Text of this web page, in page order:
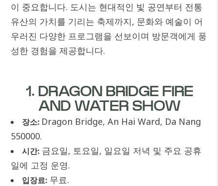
이 중요합니다. 도시는 현대적인 빛 공연부터 전통
유산의 가치를 기리는 축제까지, 문화와 예술이 어
우러진 다양한 프로그램을 선보이며 방문객에게 풍
성한 경험을 제공합니다.
1. DRAGON BRIDGE FIRE
AND WATER SHOW
장소: Dragon Bridge, An Hai Ward, Da Nang
550000.
시간: 금요일, 토요일, 일요일 저녁 및 주요 공휴
일에 고정 운영.
입장료: 무료.